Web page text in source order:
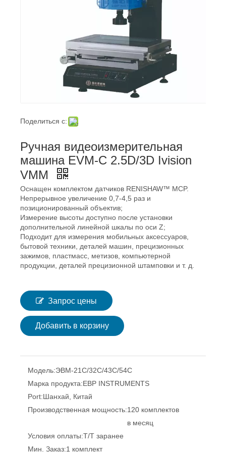
Поделиться с:
Ручная видеоизмерительная
машина EVM-C 2.5D/3D Ivision
VMM
Оснащен комплектом датчиков RENISHAW™ MCP.
Непрерывное увеличение 0,7-4,5 раз и
позиционированный объектив;
Измерение высоты доступно после установки
дополнительной линейной шкалы по оси Z;
Подходит для измерения мобильных аксессуаров,
бытовой техники, деталей машин, прецизионных
зажимов, пластмасс, метизов, компьютерной
продукции, деталей прецизионной штамповки и т. д.
Запрос цены
Добавить в корзину
Модель:ЭВМ-21С/32С/43С/54С
Марка продукта:EBP INSTRUMENTS
Port:Шанхай, Китай
Производственная мощность:120 комплектов
в месяц
Условия оплаты:Т/Т заранее
Мин. Заказ:1 комплект